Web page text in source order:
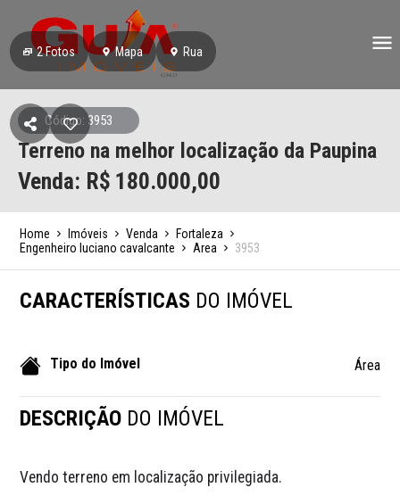
2Fotos Mapa Rua
Código: 3953
Terreno na melhor localização da Paupina
Venda: R$ 180.000,00
Home Imóveis Venda
Fortaleza
Engenheiro luciano cavalcante
Area 3953
CARACTERÍSTICAS DO IMÓVEL
Tipo do Imóvel Área
DESCRIÇÃO DO IMÓVEL
Vendo terreno em localização privilegiada.